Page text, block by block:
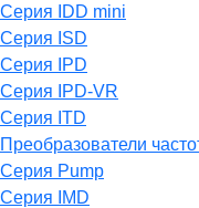
Серия IDD mini
Серия ISD
Серия IPD
Серия IPD-VR
Серия ITD
Преобразователи
Серия Pump
Серия IMD